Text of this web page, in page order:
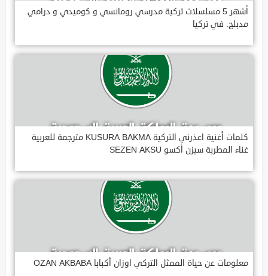
أشهر 5 مسلسلات تركية مدرسي رومانسي و كوميدي و درامي
مدبلج. في تركيا
كلمات أغنية اعذرني التركية KUSURA BAKMA مترجمة للعربية
غناء المطربة سيزن أكسو SEZEN AKSU
معلومات عن حياة الممثل التركي اوزان أكبابا OZAN AKBABA